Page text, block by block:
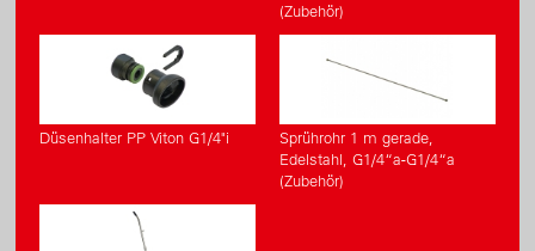
(Zubehör)
Düsenhalter PP Viton G1/4"i
Sprührohr 1 m gerade,
Edelstahl, G1/4“a-G1/4“a
(Zubehör)